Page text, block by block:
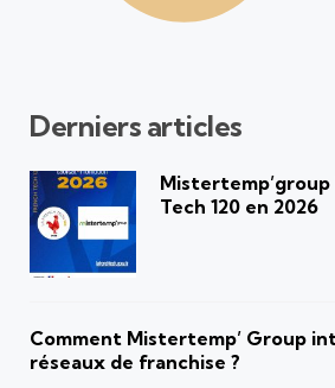
Derniers articles
Tech 120 en 2026
Comment Mistertemp’ Group
réseaux de franchise ?